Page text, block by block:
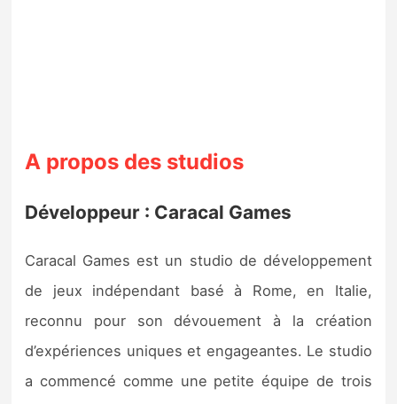
A propos des studios
Développeur : Caracal Games
Caracal Games est un studio de développement
de jeux indépendant basé à Rome, en Italie,
reconnu pour son dévouement à la création
d’expériences uniques et engageantes. Le studio
a commencé comme une petite équipe de trois